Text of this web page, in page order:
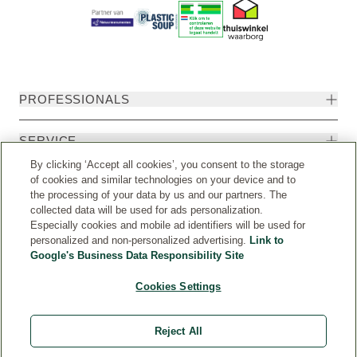
PROFESSIONALS
SERVICE
VOORWAARDEN
WELEDA
Aankoop herroepen
By clicking ‘Accept all cookies’, you consent to the storage
of cookies and similar technologies on your device and to
the processing of your data by us and our partners. The
collected data will be used for ads personalization.
Especially cookies and mobile ad identifiers will be used for
personalized and non-personalized advertising. Link to
Google's Business Data Responsibility Site
Cookies Settings
Reject All